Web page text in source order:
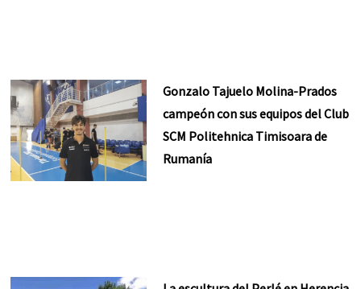
Gonzalo Tajuelo Molina-Prados
campeón con sus equipos del Club
SCM Politehnica Timisoara de
Rumanía